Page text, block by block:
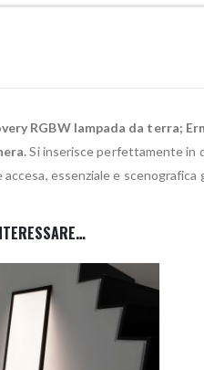
RGBW lampada da terra;
Si inserisce perfettamente in
accesa, essenziale e